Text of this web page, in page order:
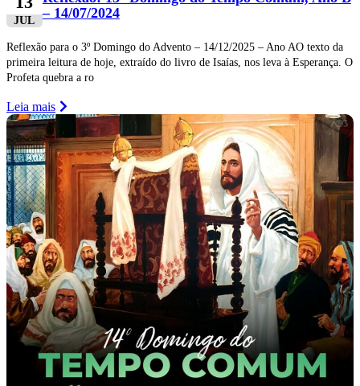
JUL
– 14/07/2024
Reflexão para o 3º Domingo do Advento – 14/12/2025 – Ano AO texto da
primeira leitura de hoje, extraído do livro de Isaías, nos leva à Esperança. O
Profeta quebra a ro
Leia mais